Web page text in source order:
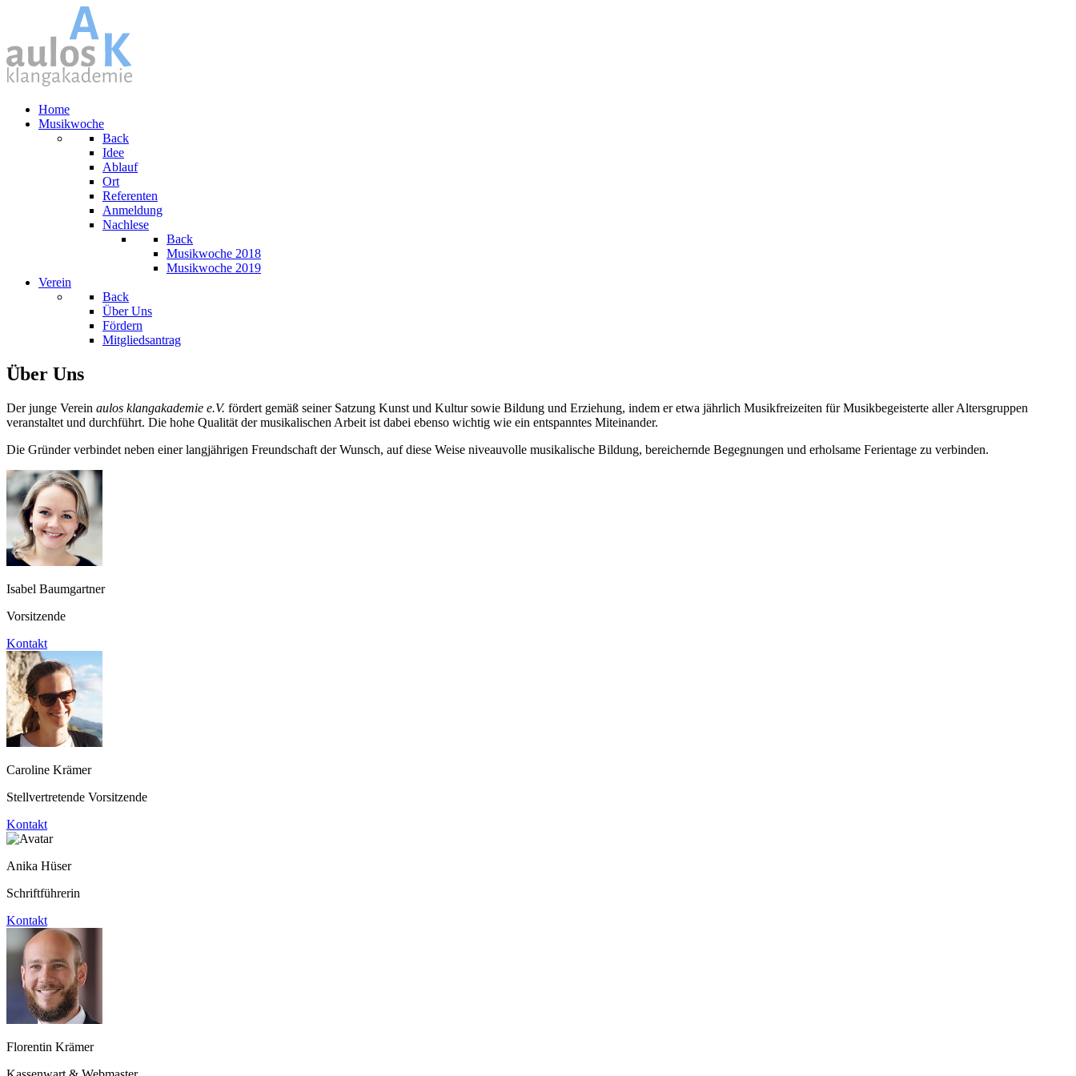
Home
Musikwoche
Back
Idee
Ablauf
Ort
Referenten
Anmeldung
Nachlese
Back
Musikwoche 2018
Musikwoche 2019
Verein
Back
Über Uns
Fördern
Mitgliedsantrag
Über Uns
Der junge Verein aulos klangakademie e.V. fördert gemäß seiner Satzung Kunst und Kultur sowie Bildung und Erziehung, indem er etwa jährlich Musikfreizeiten für Musikbegeisterte aller Altersgruppen
veranstaltet und durchführt. Die hohe Qualität der musikalischen Arbeit ist dabei ebenso wichtig wie ein entspanntes Miteinander.
Die Gründer verbindet neben einer langjährigen Freundschaft der Wunsch, auf diese Weise niveauvolle musikalische Bildung, bereichernde Begegnungen und erholsame Ferientage zu verbinden.
Isabel Baumgartner
Vorsitzende
Kontakt
Caroline Krämer
Stellvertretende Vorsitzende
Kontakt
Anika Hüser
Schriftführerin
Kontakt
Florentin Krämer